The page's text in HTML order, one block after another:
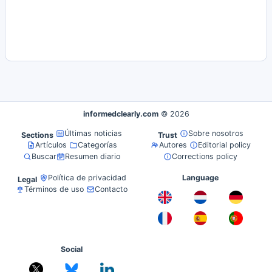
informedclearly.com © 2026
Sections
Últimas noticias
Artículos
Categorías
Buscar
Resumen diario
Trust
Sobre nosotros
Autores
Editorial policy
Corrections policy
Legal
Política de privacidad
Términos de uso
Contacto
Language
Social